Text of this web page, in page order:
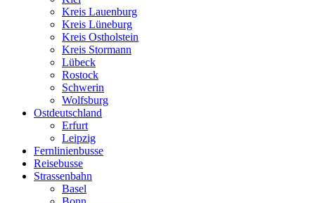
Kreis Lauenburg
Kreis Lüneburg
Kreis Ostholstein
Kreis Stormann
Lübeck
Rostock
Schwerin
Wolfsburg
Ostdeutschland
Erfurt
Leipzig
Fernlinienbusse
Reisebusse
Strassenbahn
Basel